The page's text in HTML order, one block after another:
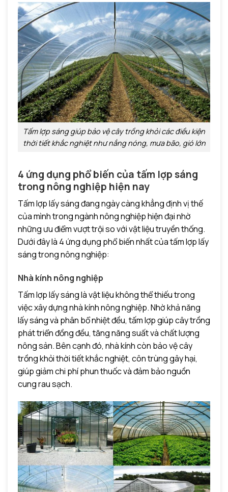
Tấm lợp sáng giúp bảo vệ cây trồng khỏi các điều kiện
thời tiết khắc nghiệt như nắng nóng, mưa bão, gió lớn
4 ứng dụng phổ biến của tấm lợp sáng
trong nông nghiệp hiện nay
Tấm lợp lấy sáng đang ngày càng khẳng định vị thế
của mình trong ngành nông nghiệp hiện đại nhờ
những ưu điểm vượt trội so với vật liệu truyền thống.
Dưới đây là 4 ứng dụng phổ biến nhất của tấm lợp lấy
sáng trong nông nghiệp:
Nhà kính nông nghiệp
Tấm lợp lấy sáng là vật liệu không thể thiếu trong
việc xây dựng nhà kính nông nghiệp. Nhờ khả năng
lấy sáng và phân bổ nhiệt đều, tấm lợp giúp cây trồng
phát triển đồng đều, tăng năng suất và chất lượng
nông sản. Bên cạnh đó, nhà kính còn bảo vệ cây
trồng khỏi thời tiết khắc nghiệt, côn trùng gây hại,
giúp giảm chi phí phun thuốc và đảm bảo nguồn
cung rau sạch.